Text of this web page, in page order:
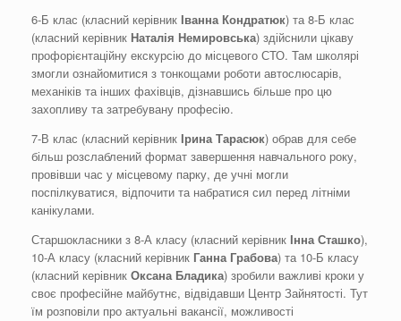
6-Б клас (класний керівник Іванна Кондратюк) та 8-Б клас
(класний керівник Наталія Немировська) здійснили цікаву
профорієнтаційну екскурсію до місцевого СТО. Там школярі
змогли ознайомитися з тонкощами роботи автослюсарів,
механіків та інших фахівців, дізнавшись більше про цю
захопливу та затребувану професію.
7-В клас (класний керівник Ірина Тарасюк) обрав для себе
більш розслаблений формат завершення навчального року,
провівши час у місцевому парку, де учні могли
поспілкуватися, відпочити та набратися сил перед літніми
канікулами.
Старшокласники з 8-А класу (класний керівник ІннаСташко),
10-А класу (класний керівник Ганна Грабова) та 10-Б класу
(класний керівник Оксана Бладика) зробили важливі кроки у
своє професійне майбутнє, відвідавши Центр Зайнятості. Тут
їм розповіли про актуальні вакансії, можливості